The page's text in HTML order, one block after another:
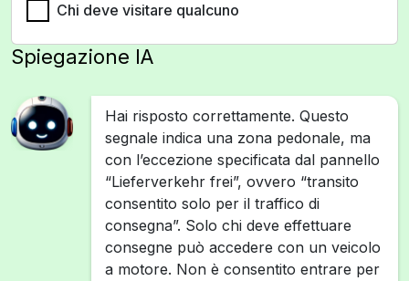
Chi deve visitare qualcuno
Spiegazione IA
Hai risposto correttamente. Questo
segnale indica una zona pedonale, ma
con l’eccezione specificata dal pannello
“Lieferverkehr frei”, ovvero “transito
consentito solo per il traffico di
consegna”. Solo chi deve effettuare
consegne può accedere con un veicolo
a motore. Non è consentito entrare per